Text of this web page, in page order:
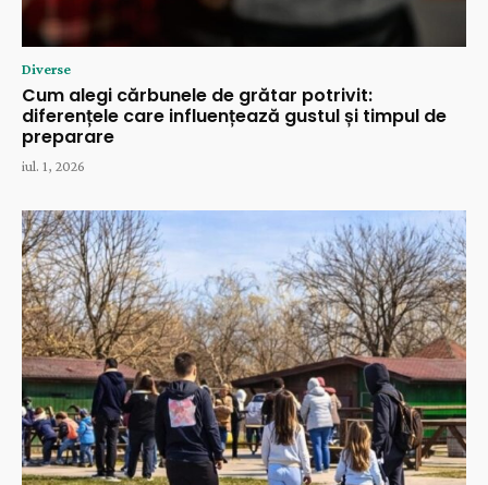
Diverse
Cum alegi cărbunele de grătar potrivit:
diferențele care influențează gustul și timpul de
preparare
iul. 1, 2026